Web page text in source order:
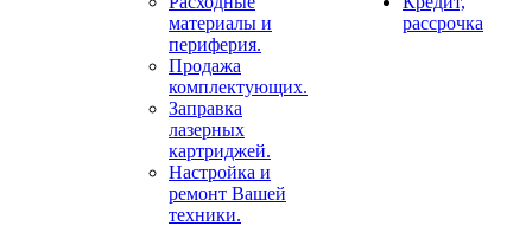
материалы и
периферия.
Продажа
комплектующих.
Заправка
лазерных
картриджей.
Настройка и
ремонт Вашей
техники.
рассрочка